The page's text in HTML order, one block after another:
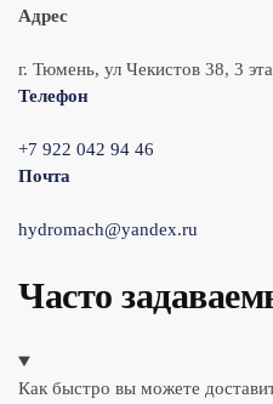
Адрес
г. Тюмень, ул Чекистов 38, 3
Телефон
+7 922 042 94 46
Почта
hydromach@yandex.ru
Часто
Как быстро вы можете